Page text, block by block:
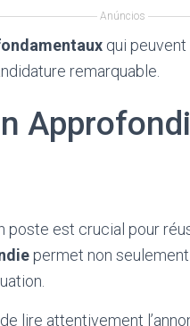
Anúncios
qui
remarquable.
poste est crucial pour
permet non
lire attentivement